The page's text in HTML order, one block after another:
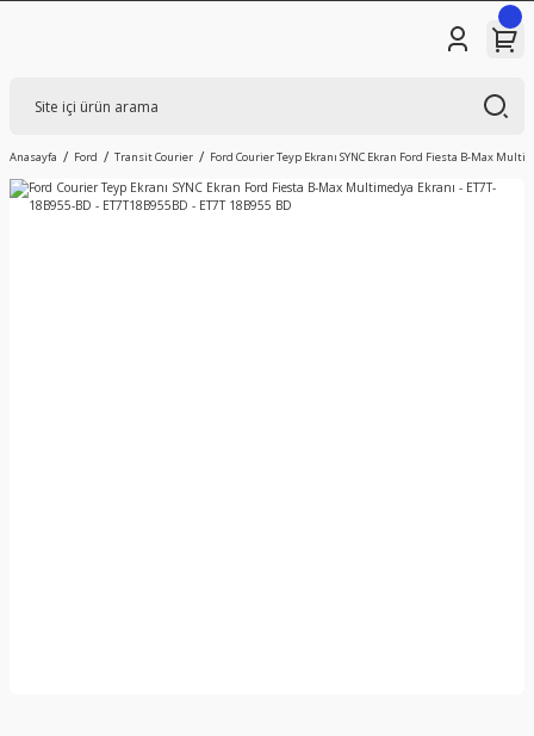
Anasayfa Ford Transit Courier Ford Courier Teyp Ekranı SYNC Ekran Ford Fiesta B-Max